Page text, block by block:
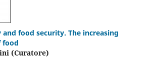
food security. The increasing
food
(Curatore)